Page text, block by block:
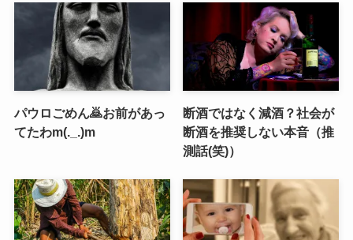
パウロごめん🙇お前があっ
てたわm(._.)m
断酒ではなく減酒？社会が
断酒を推奨しない本音（推
測話(笑)）